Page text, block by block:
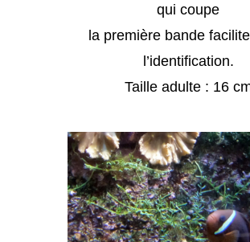
qui coupe
la première bande
l’identification.
Taille adulte : 16